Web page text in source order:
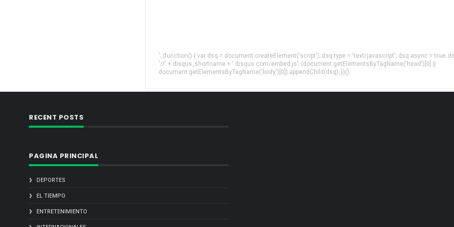
'; (function() { var dsq = document.createElement('script'); dsq.type = 'text/javascript'; dsq.async = true;
'//' + disqus_shortname + '.disqus.com/embed.js'; (document.getElementsByTagName('head')[0] ||
document.getElementsByTagName('body')[0]).appendChild(dsq); })();
RECENT POSTS
PAGINA PRINCIPAL
DEPORTES
EL TIEMPO
ENTRETENIMIENTO